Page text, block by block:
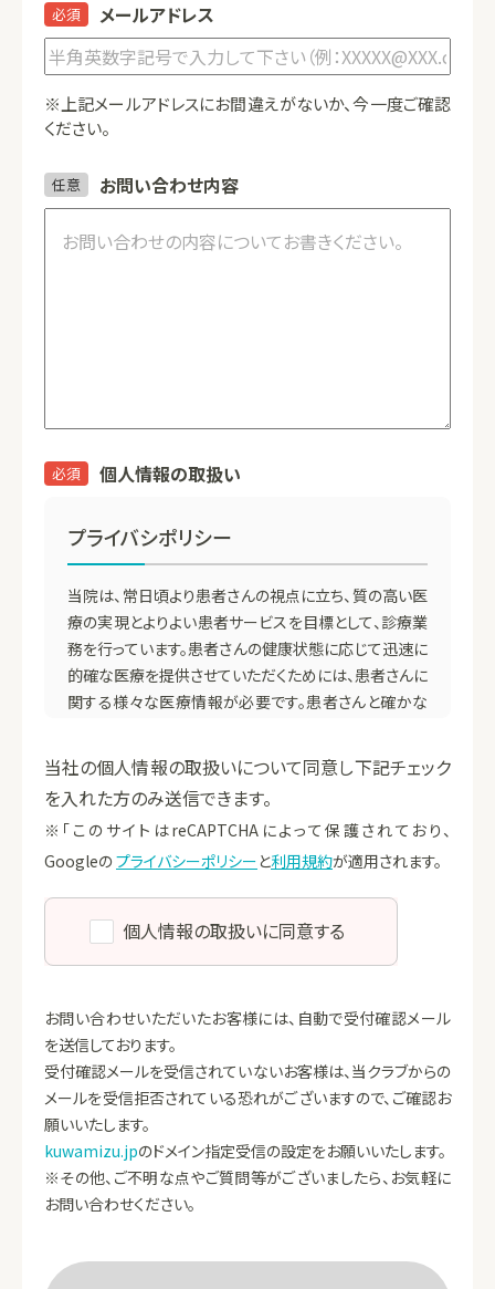
メールアドレス
必須
※上記メールアドレスにお間違えがないか、今一度ご確認
ください。
お問い合わせ内容
任意
個人情報の取扱い
必須
プライバシポリシー
当院は、常日頃より患者さんの視点に立ち、質の高い医
療の実現とよりよい患者サービスを目標として、診療業
務を行っています。患者さんの健康状態に応じて迅速に
的確な医療を提供させていただくためには、患者さんに
関する様々な医療情報が必要です。患者さんと確かな
いただくために、患者さんの個人情報の安全な管理は
必須です。当院では下記の基本方針に基づき、医療情報
の管理を行い、患者さんの個人情報保護に厳重な注意
を払っています。
個人情報保護法の遵守について
当院では、個人情報保護に関する法律を遵守し、さらに
れに基づいて患者さんの情報を管理しています。このコ
ンプライアンス・プログラムは適宜見直し、継続的な改
善を図っています。
個人情報の収集について
当院では、個人情報を保護・管理する体制を確立し、適
当社の個人情報の取扱いについて同意し下記チェック
を入れた方のみ送信できます。
※「このサイトはreCAPTCHAによって保護されており、
Googleの プライバシーポリシーと利用規約が適用されます。
個人情報の取扱いに同意する
お問い合わせいただいたお客様には、自動で受付確認メール
を送信しております。
受付確認メールを受信されていないお客様は、当クラブからの
メールを受信拒否されている恐れがございますので、ご確認お
願いいたします。
kuwamizu.jpのドメイン指定受信の設定をお願いいたします。
※その他、ご不明な点やご質問等がございましたら、お気軽に
お問い合わせください。